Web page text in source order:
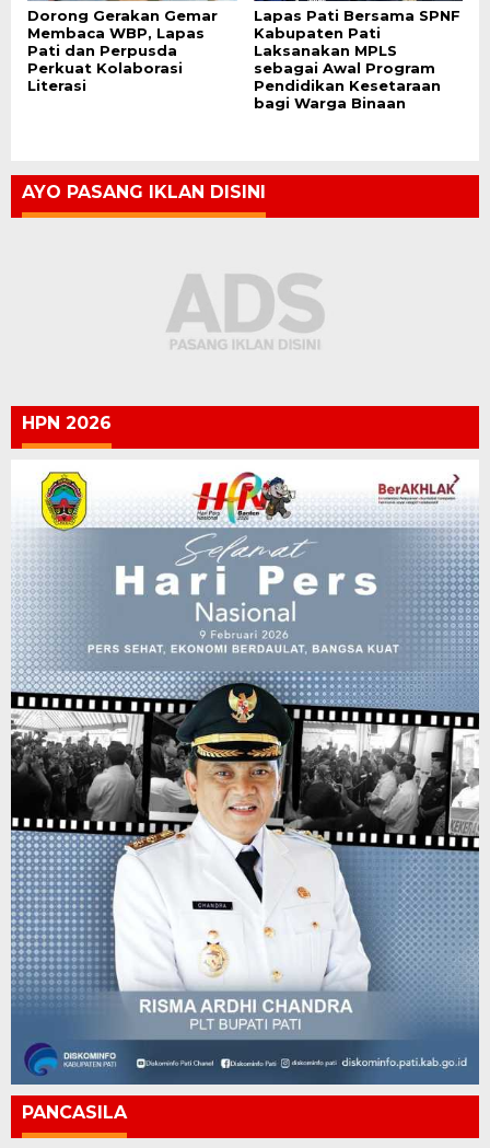
Dorong Gerakan Gemar
Membaca WBP, Lapas
Pati dan Perpusda
Perkuat Kolaborasi
Literasi
Lapas Pati Bersama SPNF
Kabupaten Pati
Laksanakan MPLS
sebagai Awal Program
Pendidikan Kesetaraan
bagi Warga Binaan
AYO PASANG IKLAN DISINI
HPN 2026
PANCASILA